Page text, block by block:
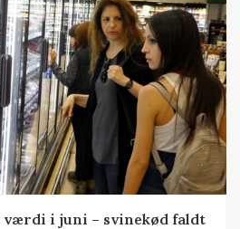
værdi i juni – svinekød faldt